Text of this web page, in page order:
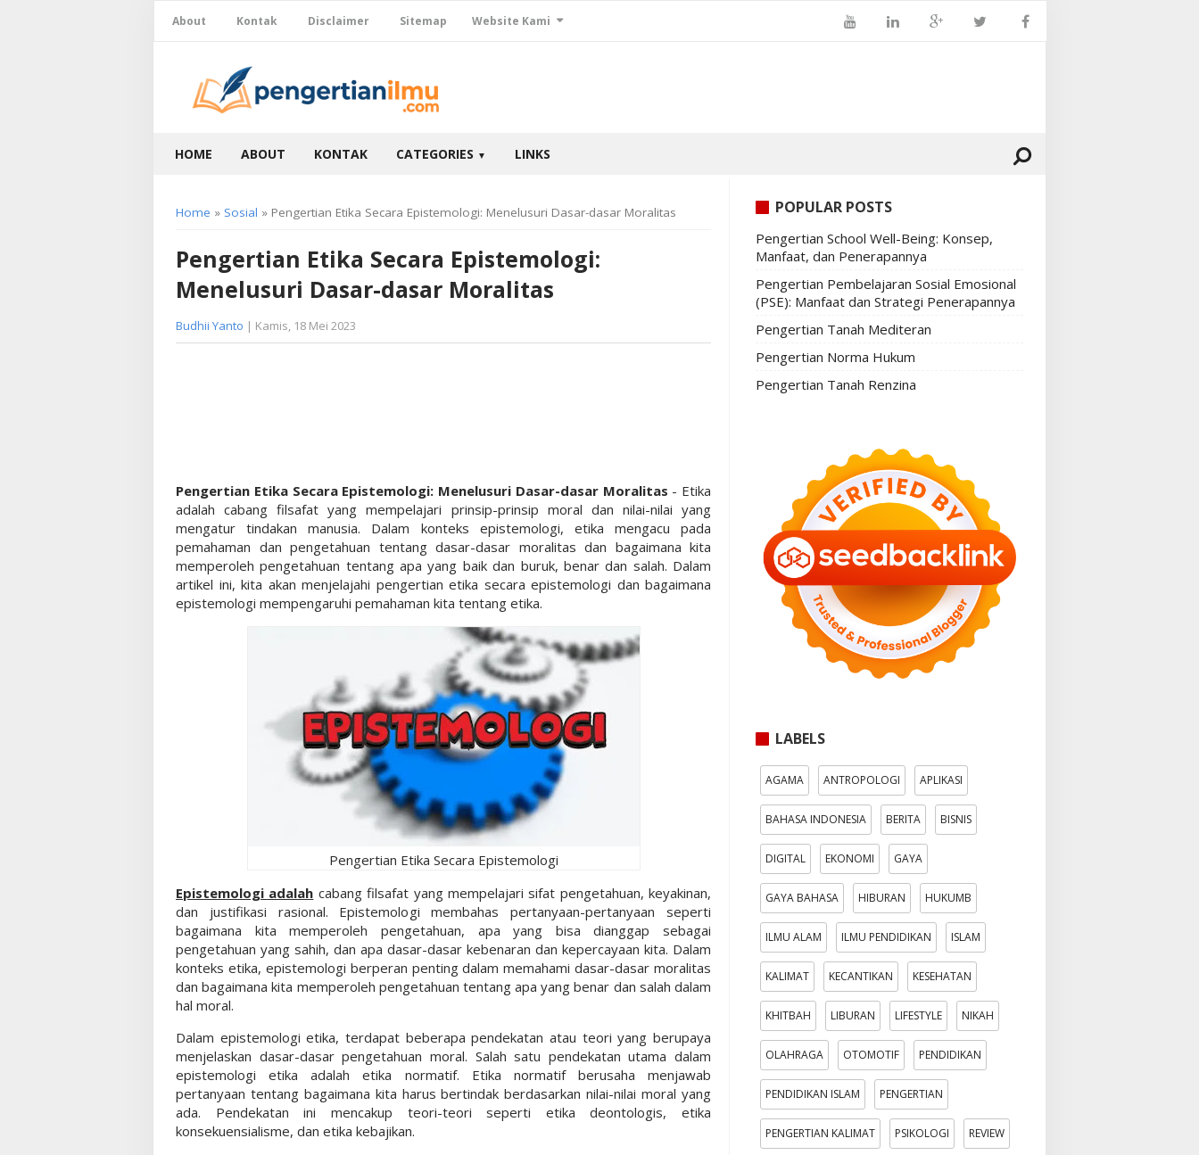
About Kontak Disclaimer Sitemap Website Kami
HOME ABOUT KONTAK CATEGORIES ▼ LINKS
Home » Sosial » Pengertian Etika Secara Epistemologi: Menelusuri Dasar-dasar Moralitas
Pengertian Etika Secara Epistemologi:
Menelusuri Dasar-dasar Moralitas
Budhii Yanto | Kamis, 18 Mei 2023
Pengertian Etika Secara Epistemologi: Menelusuri Dasar-dasar Moralitas - Etika
adalah cabang filsafat yang mempelajari prinsip-prinsip moral dan nilai-nilai yang
mengatur tindakan manusia. Dalam konteks epistemologi, etika mengacu pada
pemahaman dan pengetahuan tentang dasar-dasar moralitas dan bagaimana kita
memperoleh pengetahuan tentang apa yang baik dan buruk, benar dan salah. Dalam
artikel ini, kita akan menjelajahi pengertian etika secara epistemologi dan bagaimana
epistemologi mempengaruhi pemahaman kita tentang etika.
Pengertian Etika Secara Epistemologi
Epistemologi adalah cabang filsafat yang mempelajari sifat pengetahuan, keyakinan,
dan justifikasi rasional. Epistemologi membahas pertanyaan-pertanyaan seperti
bagaimana kita memperoleh pengetahuan, apa yang bisa dianggap sebagai
pengetahuan yang sahih, dan apa dasar-dasar kebenaran dan kepercayaan kita. Dalam
konteks etika, epistemologi berperan penting dalam memahami dasar-dasar moralitas
dan bagaimana kita memperoleh pengetahuan tentang apa yang benar dan salah dalam
hal moral.
Dalam epistemologi etika, terdapat beberapa pendekatan atau teori yang berupaya
menjelaskan dasar-dasar pengetahuan moral. Salah satu pendekatan utama dalam
epistemologi etika adalah etika normatif. Etika normatif berusaha menjawab
pertanyaan tentang bagaimana kita harus bertindak berdasarkan nilai-nilai moral yang
ada. Pendekatan ini mencakup teori-teori seperti etika deontologis, etika
konsekuensialisme, dan etika kebajikan.
POPULAR POSTS
Pengertian School Well-Being: Konsep,
Manfaat, dan Penerapannya
Pengertian Pembelajaran Sosial Emosional
(PSE): Manfaat dan Strategi Penerapannya
Pengertian Tanah Mediteran
Pengertian Norma Hukum
Pengertian Tanah Renzina
LABELS
AGAMA ANTROPOLOGI APLIKASI
BAHASA INDONESIA BERITA BISNIS
DIGITAL EKONOMI GAYA
GAYA BAHASA HIBURAN HUKUMB
ILMU ALAM ILMU PENDIDIKAN ISLAM
KALIMAT KECANTIKAN KESEHATAN
KHITBAH LIBURAN LIFESTYLE NIKAH
OLAHRAGA OTOMOTIF PENDIDIKAN
PENDIDIKAN ISLAM PENGERTIAN
PENGERTIAN KALIMAT PSIKOLOGI REVIEW